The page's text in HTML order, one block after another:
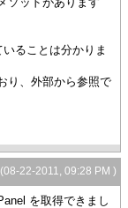
ることは分かりま
り、外部から参照で
(08-22-2011, 09:28 PM )
を取得できまし